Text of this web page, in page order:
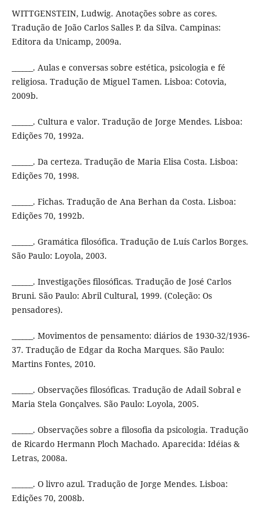
WITTGENSTEIN, Ludwig. Anotações sobre as cores.
Tradução de João Carlos Salles P. da Silva. Campinas:
Editora da Unicamp, 2009a.
______. Aulas e conversas sobre estética, psicologia e fé
religiosa. Tradução de Miguel Tamen. Lisboa: Cotovia,
2009b.
______. Cultura e valor. Tradução de Jorge Mendes. Lisboa:
Edições 70, 1992a.
______. Da certeza. Tradução de Maria Elisa Costa. Lisboa:
Edições 70, 1998.
______. Fichas. Tradução de Ana Berhan da Costa. Lisboa:
Edições 70, 1992b.
______. Gramática filosófica. Tradução de Luís Carlos Borges.
São Paulo: Loyola, 2003.
______. Investigações filosóficas. Tradução de José Carlos
Bruni. São Paulo: Abril Cultural, 1999. (Coleção: Os
pensadores).
______. Movimentos de pensamento: diários de 1930-32/1936-
37. Tradução de Edgar da Rocha Marques. São Paulo:
Martins Fontes, 2010.
______. Observações filosóficas. Tradução de Adail Sobral e
Maria Stela Gonçalves. São Paulo: Loyola, 2005.
______. Observações sobre a filosofia da psicologia. Tradução
de Ricardo Hermann Ploch Machado. Aparecida: Idéias &
Letras, 2008a.
______. O livro azul. Tradução de Jorge Mendes. Lisboa:
Edições 70, 2008b.